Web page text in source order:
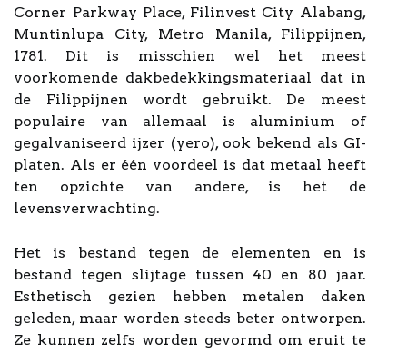
Corner Parkway Place, Filinvest City Alabang,
Muntinlupa City, Metro Manila, Filippijnen,
1781. Dit is misschien wel het meest
voorkomende dakbedekkingsmateriaal dat in
de Filippijnen wordt gebruikt. De meest
populaire van allemaal is aluminium of
gegalvaniseerd ijzer (yero), ook bekend als GI-
platen. Als er één voordeel is dat metaal heeft
ten opzichte van andere, is het de
levensverwachting.
Het is bestand tegen de elementen en is
bestand tegen slijtage tussen 40 en 80 jaar.
Esthetisch gezien hebben metalen daken
geleden, maar worden steeds beter ontworpen.
Ze kunnen zelfs worden gevormd om eruit te